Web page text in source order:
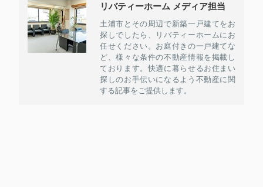
リバティーホーム メディア担当
土浦市とその周辺で新築一戸建てをお
探しでしたら、リバティーホームにお
任せください。お庭付きの一戸建てな
ど、様々な条件の不動産情報を掲載し
ております。快適に暮らせるお住まい
探しのお手伝いになるよう不動産に関
する記事をご提供します。